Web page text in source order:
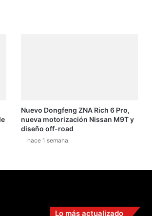
Nuevo Dongfeng ZNA Rich 6 Pro,
nueva motorización Nissan M9T y
diseño off-road
hace 1 semana
Lo más actualizado